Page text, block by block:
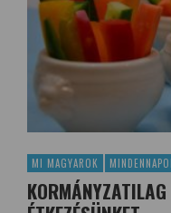
MI MAGYAROK